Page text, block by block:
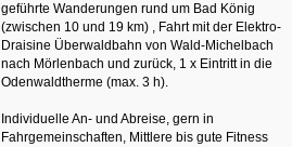
geführte Wanderungen rund um Bad König
(zwischen 10 und 19 km) , Fahrt mit der Elektro-
Draisine Überwaldbahn von Wald-Michelbach
nach Mörlenbach und zurück, 1 x Eintritt in die
Odenwaldtherme (max. 3 h).
Individuelle An- und Abreise, gern in
Fahrgemeinschaften, Mittlere bis gute Fitness